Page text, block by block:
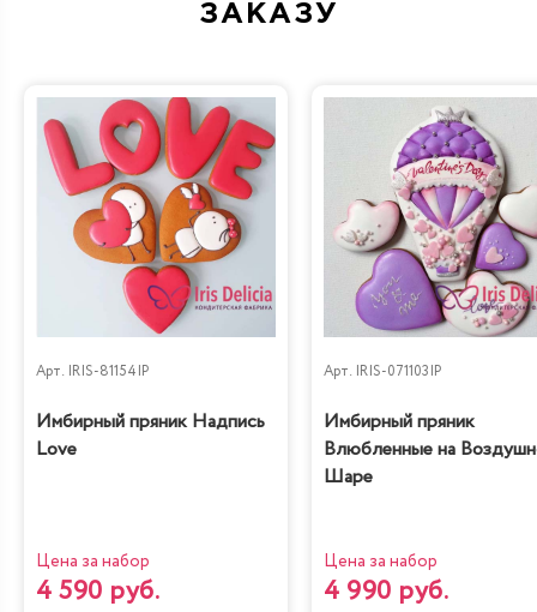
ЗАКАЗУ
Арт. IRIS-81154IP
Имбирный пряник Надпись
Love
Цена за набор
4 590 руб.
Арт. IRIS-071103IP
Имбирный пряник
Влюбленные на
Шаре
Цена за набор
4 990 руб.